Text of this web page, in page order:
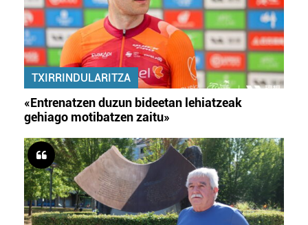
TXIRRINDULARITZA
«Entrenatzen duzun bideetan lehiatzeak
gehiago motibatzen zaitu»